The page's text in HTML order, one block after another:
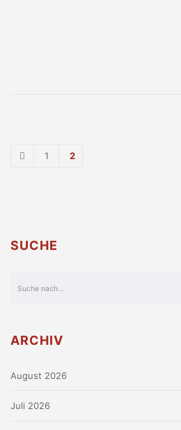
1 2
SUCHE
ARCHIV
August 2026
Juli 2026